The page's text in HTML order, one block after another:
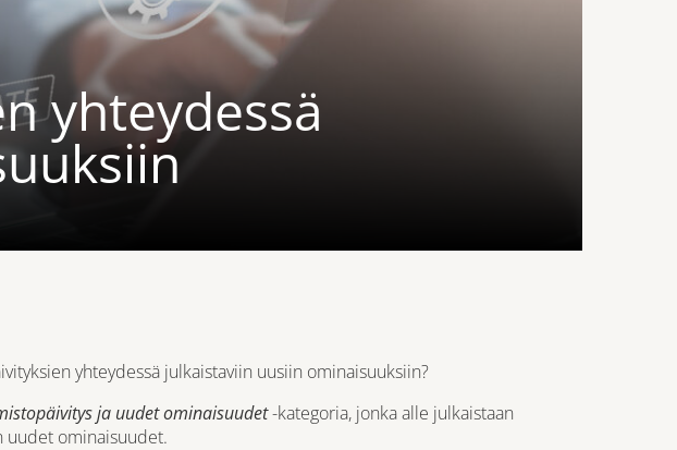
yhteydessä
yhteydessä julkaistaviin uusiin ominaisuuksiin?
ja uudet ominaisuudet-kategoria, jonka alle julkaistaan
uudet ominaisuudet.